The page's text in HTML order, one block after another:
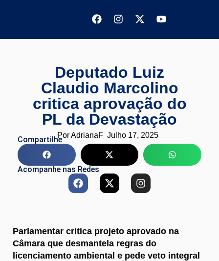
Deputado Luiz
Claudio Marcolino
critica aprovação do
PL da Devastação
PorAdrianaF Julho 17, 2025
Compartilhe
Acompanhe nas Redes
Parlamentar critica projeto aprovado na
Câmara que desmantela regras do
licenciamento ambiental e pede veto integral